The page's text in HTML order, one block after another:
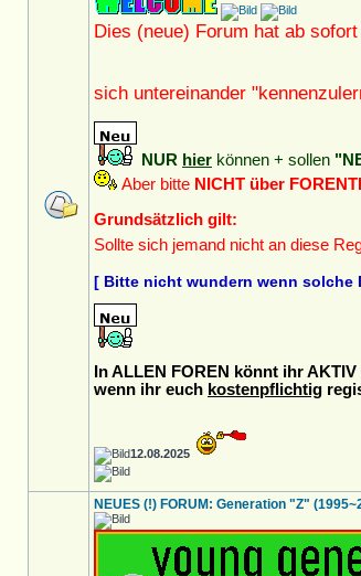
Dies (neue) Forum hat ab
sich untereinander
NUR hier können + sollen
Aber bitte NICHT über
Grundsätzlich gilt:
Sollte sich jemand nicht an diese
[ Bitte nicht wundern wenn solche
In ALLEN FOREN könnt ihr
wenn ihr euch kostenpflichtig
12.08.2025
NEUES (!) FORUM: Generation "Z"